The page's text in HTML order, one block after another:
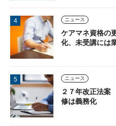
ニュース
ケアマネ資格の
化、未受講には
ニュース
２７年改正法
修は義務化